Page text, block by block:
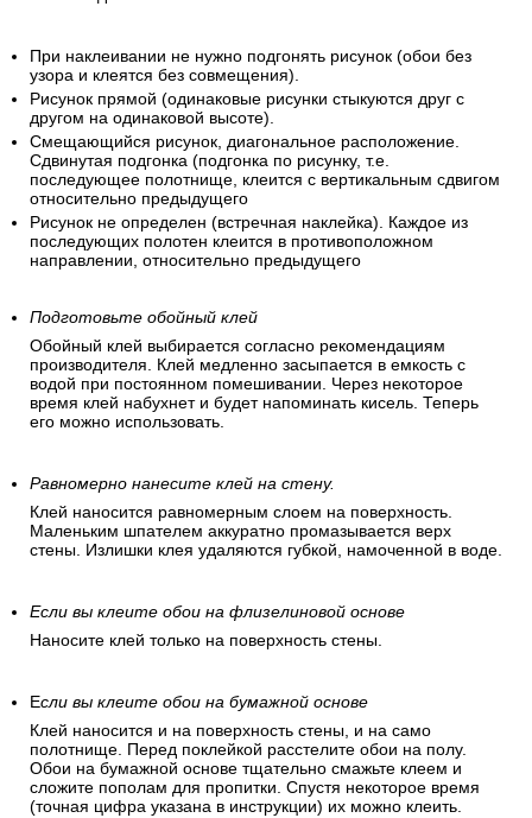
При наклеивании не нужно подгонять рисунок (обои без
узора и клеятся без совмещения).
Рисунок прямой (одинаковые рисунки стыкуются друг с
другом на одинаковой высоте).
Смещающийся рисунок, диагональное расположение.
Сдвинутая подгонка (подгонка по рисунку, т.е.
последующее полотнище, клеится с вертикальным сдвигом
относительно предыдущего
Рисунок не определен (встречная наклейка). Каждое из
последующих полотен клеится в противоположном
направлении, относительно предыдущего
Подготовьте обойный клей
Обойный клей выбирается согласно рекомендациям
производителя. Клей медленно засыпается в емкость с
водой при постоянном помешивании. Через некоторое
время клей набухнет и будет напоминать кисель. Теперь
его можно использовать.
Равномерно нанесите клей на стену.
Клей наносится равномерным слоем на поверхность.
Маленьким шпателем аккуратно промазывается верх
стены. Излишки клея удаляются губкой, намоченной в воде.
Если вы клеите обои на флизелиновой основе
Наносите клей только на поверхность стены.
Если вы клеите обои на бумажной основе
Клей наносится и на поверхность стены, и на само
полотнище. Перед поклейкой расстелите обои на полу.
Обои на бумажной основе тщательно смажьте клеем и
сложите пополам для пропитки. Спустя некоторое время
(точная цифра указана в инструкции) их можно клеить.